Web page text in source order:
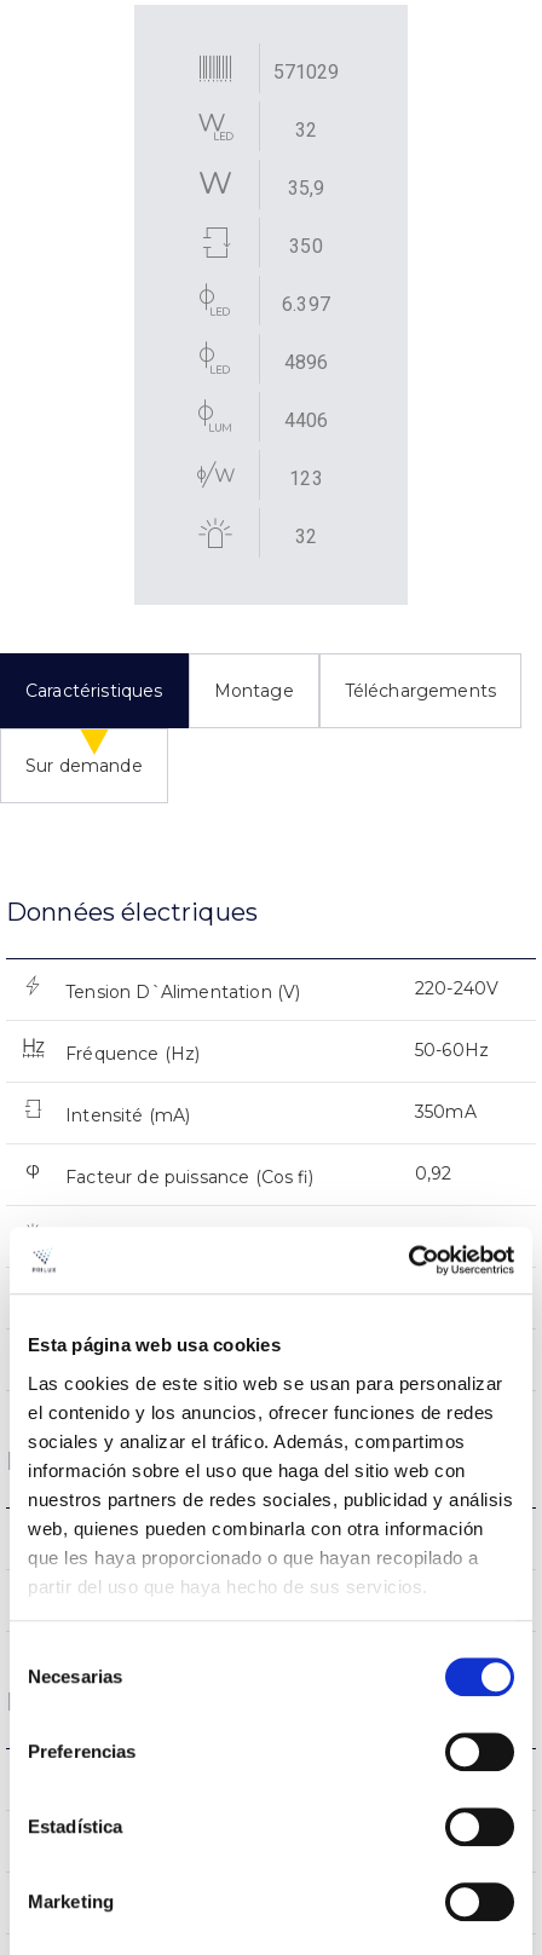
Esta página web usa cookies
Las cookies de este sitio web se usan para personalizar
el contenido y los anuncios, ofrecer funciones de redes
sociales y analizar el tráfico. Además, compartimos
información sobre el uso que haga del sitio web con
nuestros partners de redes sociales, publicidad y análisis
web, quienes pueden combinarla con otra información
que les haya proporcionado o que hayan recopilado a
partir del uso que haya hecho de sus servicios.
consentimiento
Necesarias
Preferencias
Estadística
Marketing
571029
32
35,9
350
6.397
4896
4406
123
32
Caractéristiques Montage Téléchargements
Sur demande
Données électriques
Tension D`Alimentation (V) 220-240V
Fréquence (Hz) 50-60Hz
Intensité (mA) 350mA
Facteur de puissance (Cos fi) 0,92
Atténuation Oui
Prot. de comm. pour reprogr.
Dimensions et montage
Dimensions 318 a 408x116mm
Empalmable Non
Données optiques
3.000K
>70
Optique VA00K0M